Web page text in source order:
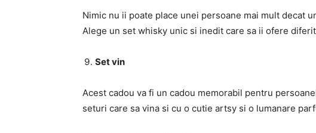
Nimic nu ii poate place unei persoane mai mult decat
Alege un set whisky unic si inedit care sa ii ofere
Set vin
Acest cadou va fi un cadou memorabil pentru
seturi care sa vina si cu o cutie artsy si o lumanare